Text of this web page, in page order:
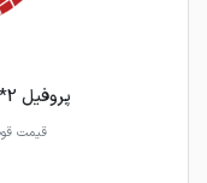
پروفیل 2*40*60 کیمیا پروفیل سیرجان
قیمت